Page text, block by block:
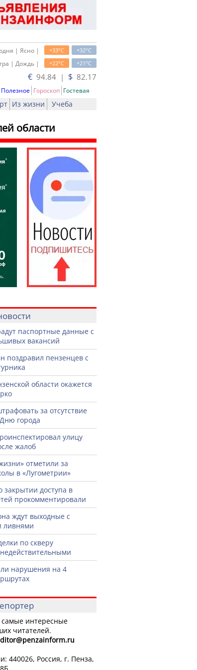
+32oC
+33oC
| Ясно |
+21oC
+22oC
| Дождь |
€ 94.84 | $ 82.17
Полезное Гороскоп Гостевая
Из жизни Учеба
области
паспортные данные с
вакансий
поздравил пензенцев с
области окажется
за отсутствие
города
улицу
жалоб
отметили за
в «Лугометрии»
доступа в
прокомментировали
ждут выходные с
ливнями
по скверу
нарушения на 4
интересные
читателей.
@penzainform.ru
440026, Россия, г. Пенза,